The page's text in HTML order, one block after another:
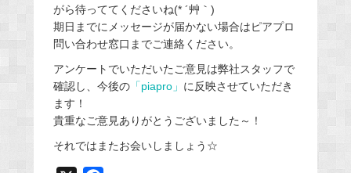
がら待っててくださいね(* ´艸｀)
期日までにメッセージが届かない場合はピアプロ
問い合わせ窓口までご連絡ください。
アンケートでいただいたご意見は弊社スタッフで
確認し、今後の「piapro」 に反映させていただき
ます！
貴重なご意見ありがとうございました～！
それではまたお会いしましょう☆